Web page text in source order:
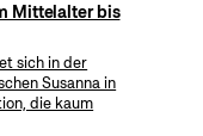
Mittelalter bis
sich in der
Susanna in
die kaum